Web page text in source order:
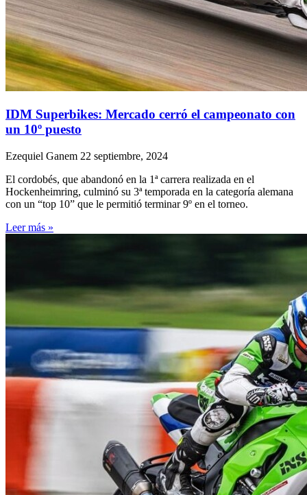
IDM Superbikes: Mercado cerró el campeonato con
un 10º puesto
Ezequiel Ganem 22 septiembre, 2024
El cordobés, que abandonó en la 1ª carrera realizada en el
Hockenheimring, culminó su 3ª temporada en la categoría alemana
con un “top 10” que le permitió terminar 9º en el torneo.
Leer más »